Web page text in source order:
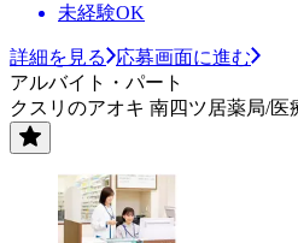
未経験OK
詳細を見る
応募画面に進む
アルバイト・パート
クスリのアオキ 南四ツ居薬局/